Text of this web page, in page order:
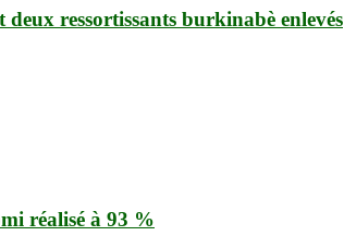
ressortissants burkinabè enlevés
réalisé à 93 %